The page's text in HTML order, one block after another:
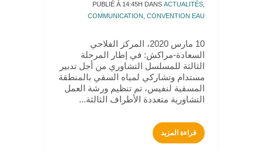
PUBLIÉ À 14:45H DANS ACTUALITÉS,
COMMUNICATION, CONVENTION EAU
10 مارس 2020، المركز الفلاحي
السعادة-مراكش: في إطار المرحلة
الثالثة للمسلسل التشاوري من أجل تدبير
مستدام وتشاركي لمياه السقي بالمنطقة
المسقية لنفيس، تم تنظيم ورشة العمل
التشاورية متعددة الأطراف الثالثة...
قراءة المزيد